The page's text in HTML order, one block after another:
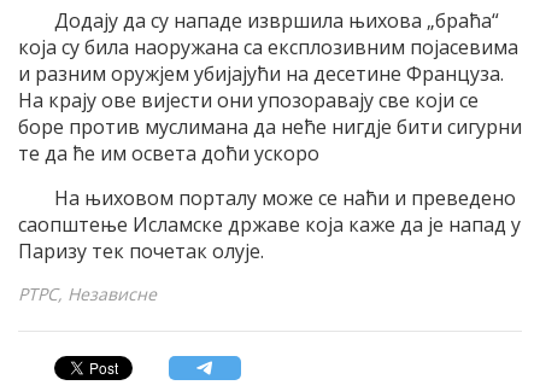
Додају да су нападе извршила њихова „браћа“
која су била наоружана са експлозивним појасевима
и разним оружјем убијајући на десетине Француза.
На крају ове вијести они упозоравају све који се
боре против муслимана да неће нигдје бити сигурни
те да ће им освета доћи ускоро
На њиховом порталу може се наћи и преведено
саопштење Исламске државе која каже да је напад у
Паризу тек почетак олује.
РТРС, Независне